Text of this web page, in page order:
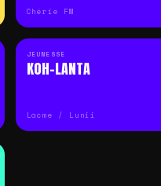
Chérie FM
JEUNESSE
KOH-LANTA
Lacme / Lunii